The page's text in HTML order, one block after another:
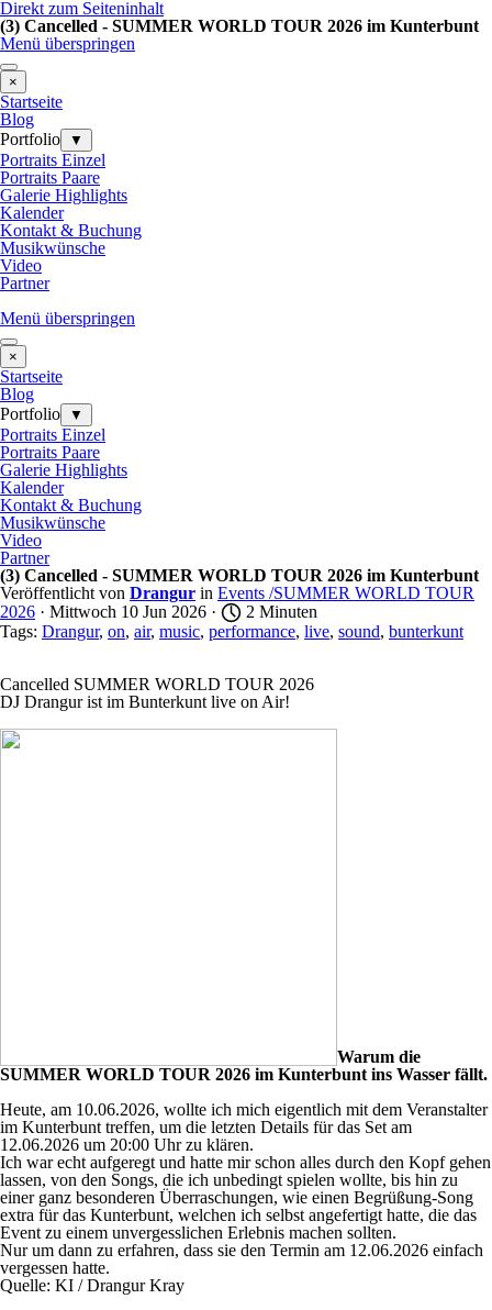
Direkt zum Seiteninhalt
(3) Cancelled - SUMMER WORLD TOUR 2026 im Kunterbunt
Menü überspringen
×
Startseite
Blog
Portfolio
▼
Portraits Einzel
Portraits Paare
Galerie Highlights
Kalender
Kontakt & Buchung
Musikwünsche
Video
Partner
Menü überspringen
×
Startseite
Blog
Portfolio
▼
Portraits Einzel
Portraits Paare
Galerie Highlights
Kalender
Kontakt & Buchung
Musikwünsche
Video
Partner
(3) Cancelled - SUMMER WORLD TOUR 2026 im Kunterbunt
Veröffentlicht von Drangur in Events /SUMMER WORLD TOUR
2026 · Mittwoch 10 Jun 2026 ·
2 Minuten
Tags: Drangur, on, air, music, performance, live, sound, bunterkunt
Cancelled SUMMER WORLD TOUR 2026
DJ Drangur ist im Bunterkunt live on Air!
Warum die
SUMMER WORLD TOUR 2026 im Kunterbunt ins Wasser fällt.
Heute, am 10.06.2026, wollte ich mich eigentlich mit dem Veranstalter
im Kunterbunt treffen, um die letzten Details für das Set am
12.06.2026 um 20:00 Uhr zu klären.
Ich war echt aufgeregt und hatte mir schon alles durch den Kopf gehen
lassen, von den Songs, die ich unbedingt spielen wollte, bis hin zu
einer ganz besonderen Überraschungen, wie einen Begrüßung-Song
extra für das Kunterbunt, welchen ich selbst angefertigt hatte, die das
Event zu einem unvergesslichen Erlebnis machen sollten.
Nur um dann zu erfahren, dass sie den Termin am 12.06.2026 einfach
vergessen hatte.
Quelle: KI / Drangur Kray